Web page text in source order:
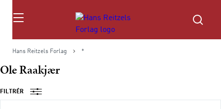
Søg
Hans Reitzels Forlag *
Ole Raakjær
FILTRÉR